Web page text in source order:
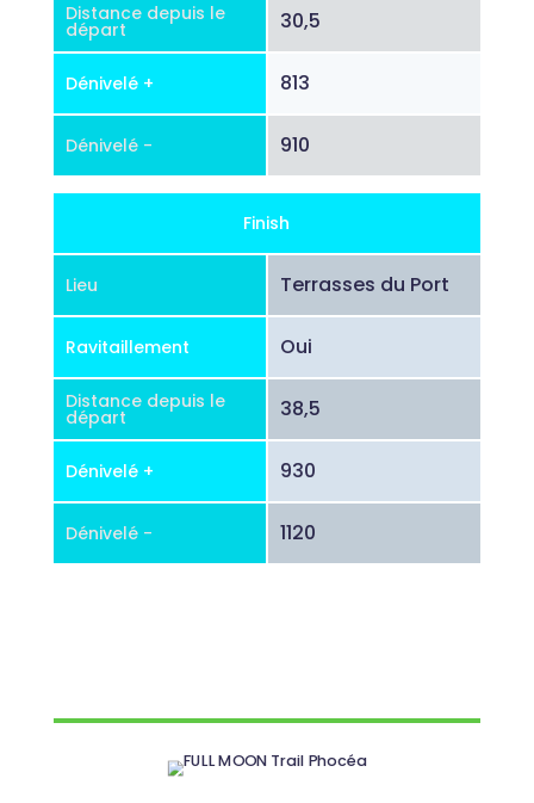
Distance depuis le
départ 30,5
Dénivelé + 813
Dénivelé - 910
Finish
Lieu Terrasses du Port
Ravitaillement Oui
Distance depuis le
départ 38,5
Dénivelé + 930
Dénivelé - 1120